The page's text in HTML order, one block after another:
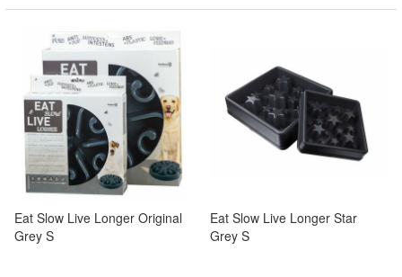
Eat Slow Live Longer Original
Grey S
Eat Slow Live Longer Star
Grey S